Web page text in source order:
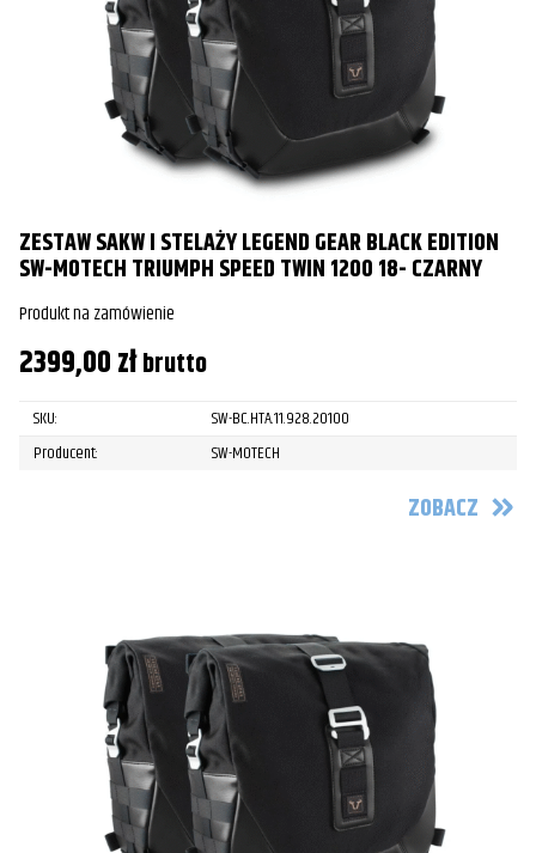
ZESTAW SAKW I STELAŻY LEGEND GEAR BLACK EDITION
SW-MOTECH TRIUMPH SPEED TWIN 1200 18- CZARNY
Produkt na zamówienie
2399,00złbrutto
SKU:
SW-BC.HTA.11.928.20100
Producent:
SW-MOTECH
ZOBACZ